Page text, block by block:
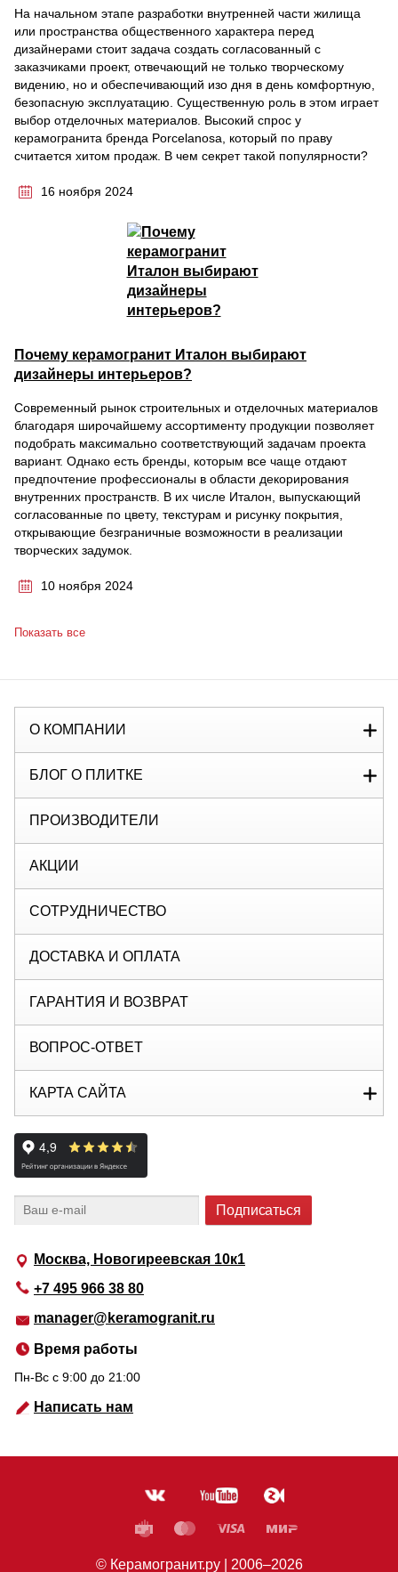
На начальном этапе разработки внутренней части жилища
или пространства общественного характера перед
дизайнерами стоит задача создать согласованный с
заказчиками проект, отвечающий не только творческому
видению, но и обеспечивающий изо дня в день комфортную,
безопасную эксплуатацию. Существенную роль в этом играет
выбор отделочных материалов. Высокий спрос у
керамогранита бренда Porcelanosa, который по праву
считается хитом продаж. В чем секрет такой популярности?
16 ноября 2024
Почему керамогранит Италон выбирают
дизайнеры интерьеров?
Современный рынок строительных и отделочных материалов
благодаря широчайшему ассортименту продукции позволяет
подобрать максимально соответствующий задачам проекта
вариант. Однако есть бренды, которым все чаще отдают
предпочтение профессионалы в области декорирования
внутренних пространств. В их числе Италон, выпускающий
согласованные по цвету, текстурам и рисунку покрытия,
открывающие безграничные возможности в реализации
творческих задумок.
10 ноября 2024
Показать все
Москва, Новогиреевская 10к1
+7 495 966 38 80
manager@keramogranit.ru
Время работы
Пн-Вс c 9:00 до 21:00
Написать нам
О КОМПАНИИ
БЛОГ О ПЛИТКЕ
ПРОИЗВОДИТЕЛИ
АКЦИИ
СОТРУДНИЧЕСТВО
ДОСТАВКА И ОПЛАТА
ГАРАНТИЯ И ВОЗВРАТ
ВОПРОС-ОТВЕТ
КАРТА САЙТА
© Керамогранит.ру | 2006–2026